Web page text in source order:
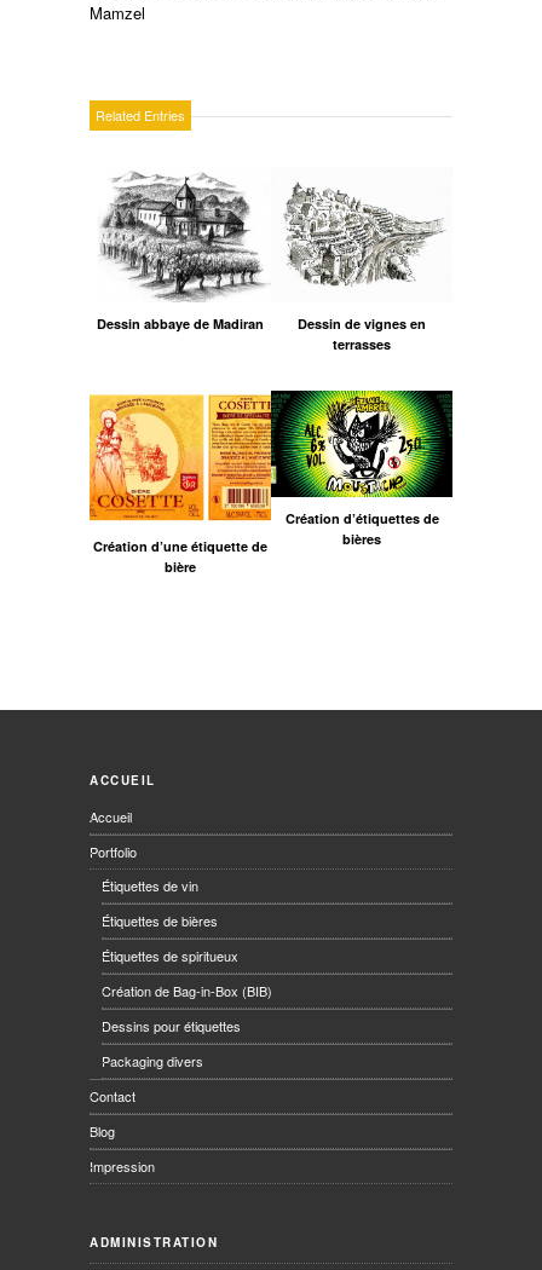
Mamzel
Related Entries
Dessin abbaye de Madiran
Dessin de vignes en
terrasses
Création d’une étiquette de
bière
Création d’étiquettes de
bières
ACCUEIL
Accueil
Portfolio
Étiquettes de vin
Étiquettes de bières
Étiquettes de spiritueux
Création de Bag-in-Box (BIB)
Dessins pour étiquettes
Packaging divers
Contact
Blog
Impression
ADMINISTRATION